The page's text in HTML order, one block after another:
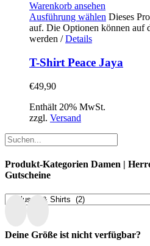
Warenkorb ansehen
Ausführung wählen Dieses
auf. Die Optionen können auf
werden / Details
T-Shirt Peace Jaya
€49,90
Enthält 20% MwSt.
zzgl. Versand
Produkt-Kategorien Damen |
Gutscheine
Deine Größe ist nicht verfügbar?